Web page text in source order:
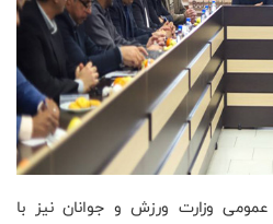
وزارت ورزش و جوانان نیز با